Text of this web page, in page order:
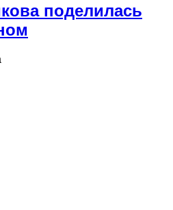
поделилась